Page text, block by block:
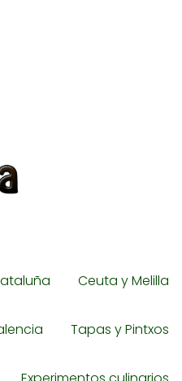
Ceuta y Melilla
Tapas y Pintxos